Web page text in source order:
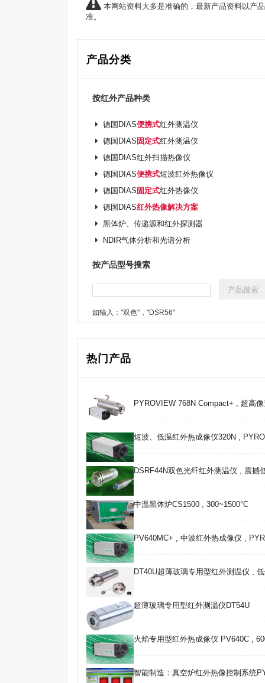
本网站资料大多是准确的，最新产品资料以产
准。
产品分类
按红外产品种类
德国DIAS便携式红外测温仪
德国DIAS 固定式红外测温仪
德国DIAS红外扫描热像仪
德国DIAS便携式短波红外热像仪
德国DIAS 固定式红外热像仪
德国DIAS红外热像解决方案
黑体炉、传递源和红外探测器
NDIR气体分析和光谱分析
按产品型号搜索
如输入："双色"，"DSR56"
热门产品
PYROVIEW 768N Compact+ , 超高
短波、低温红外热成像仪320N ,
DSRF44N双色光纤红外测温仪 , 震撼
中温黑体炉CS1500 , 300~1500°C
PV640MC+ , 中波红外热成像仪 ,
DT40U超薄玻璃专用型红外测温仪 ,
超薄玻璃专用型红外测温仪DT54U
火焰专用型红外热成像仪 PV640C ,
智能制造：真空炉红外热像控制系统